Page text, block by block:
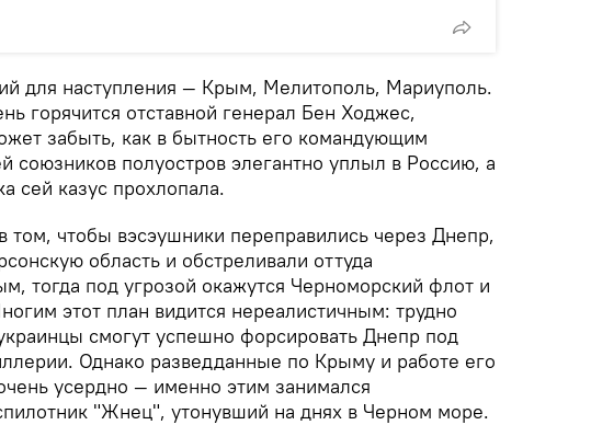
для наступления — Крым, Мелитополь, Мариуполь.
горячится отставной генерал Бен Ходжес,
забыть, как в бытность его командующим
союзников полуостров элегантно уплыл в Россию, а
сей казус прохлопала.
том, чтобы вэсэушники переправились через Днепр,
область и обстреливали оттуда
тогда под угрозой окажутся Черноморский флот и
этот план видится нереалистичным: трудно
смогут успешно форсировать Днепр под
Однако разведданные по Крыму и работе его
усердно — именно этим занимался
"Жнец", утонувший на днях в Черном море.